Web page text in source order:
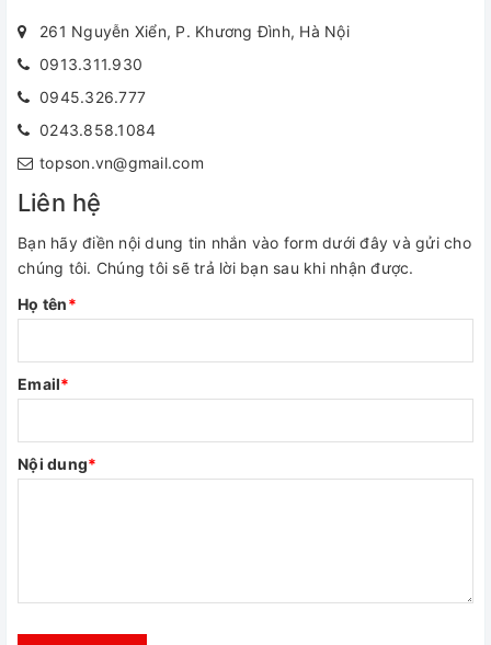
261 Nguyễn Xiển, P. Khương Đình, Hà Nội
0913.311.930
0945.326.777
0243.858.1084
topson.vn@gmail.com
Liên hệ
Bạn hãy điền nội dung tin nhắn vào form dưới đây và gửi cho
chúng tôi. Chúng tôi sẽ trả lời bạn sau khi nhận được.
Họ tên*
Email*
Nội dung*